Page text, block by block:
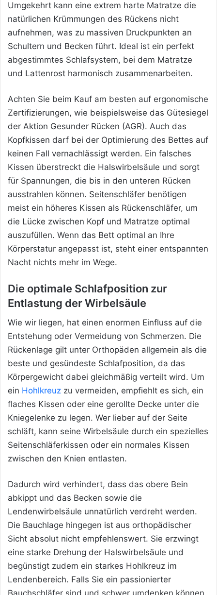
Umgekehrt kann eine extrem harte Matratze die
natürlichen Krümmungen des Rückens nicht
aufnehmen, was zu massiven Druckpunkten an
Schultern und Becken führt. Ideal ist ein perfekt
abgestimmtes Schlafsystem, bei dem Matratze
und Lattenrost harmonisch zusammenarbeiten.
Achten Sie beim Kauf am besten auf ergonomische
Zertifizierungen, wie beispielsweise das Gütesiegel
der Aktion Gesunder Rücken (AGR). Auch das
Kopfkissen darf bei der Optimierung des Bettes auf
keinen Fall vernachlässigt werden. Ein falsches
Kissen überstreckt die Halswirbelsäule und sorgt
für Spannungen, die bis in den unteren Rücken
ausstrahlen können. Seitenschläfer benötigen
meist ein höheres Kissen als Rückenschläfer, um
die Lücke zwischen Kopf und Matratze optimal
auszufüllen. Wenn das Bett optimal an Ihre
Körperstatur angepasst ist, steht einer entspannten
Nacht nichts mehr im Wege.
Die optimale Schlafposition zur
Entlastung der Wirbelsäule
Wie wir liegen, hat einen enormen Einfluss auf die
Entstehung oder Vermeidung von Schmerzen. Die
Rückenlage gilt unter Orthopäden allgemein als die
beste und gesündeste Schlafposition, da das
Körpergewicht dabei gleichmäßig verteilt wird. Um
ein Hohlkreuz zu vermeiden, empfiehlt es sich, ein
flaches Kissen oder eine gerollte Decke unter die
Kniegelenke zu legen. Wer lieber auf der Seite
schläft, kann seine Wirbelsäule durch ein spezielles
Seitenschläferkissen oder ein normales Kissen
zwischen den Knien entlasten.
Dadurch wird verhindert, dass das obere Bein
abkippt und das Becken sowie die
Lendenwirbelsäule unnatürlich verdreht werden.
Die Bauchlage hingegen ist aus orthopädischer
Sicht absolut nicht empfehlenswert. Sie erzwingt
eine starke Drehung der Halswirbelsäule und
begünstigt zudem ein starkes Hohlkreuz im
Lendenbereich. Falls Sie ein passionierter